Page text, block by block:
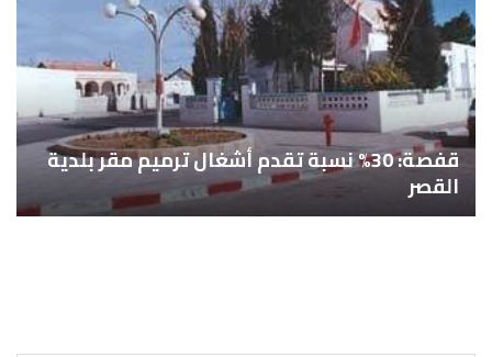
قفصة: 30% نسبة تقدم أشغال ترميم مقر بلدية
القصر